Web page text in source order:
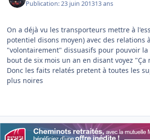
Publication:23 juin 201313 ans
On a déjà vu les transporteurs mettre à
potentiel disons moyen) avec des relations
"volontairement" dissuasifs pour pouvoir
bout de six mois un an en disant voyez "Ça
Donc les faits relatés pretent à toutes les
plus noires